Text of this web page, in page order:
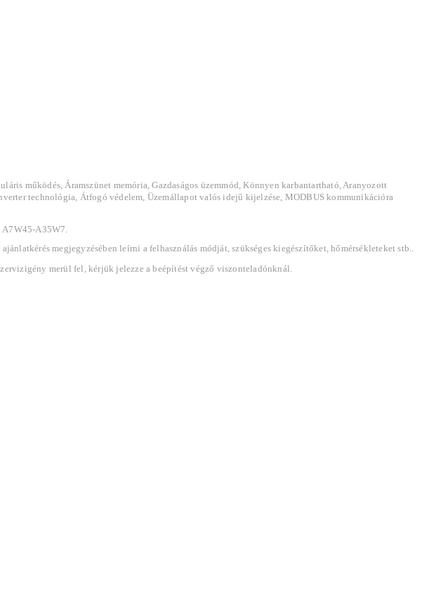
működés, Áramszünet memória, Gazdaságos üzemmód, Könnyen karbantartható, Aranyozott
technológia, Átfogó védelem, Üzemállapot valós idejű kijelzése, MODBUS kommunikációra
A7W45-A35W7.
megjegyzésében leírni a felhasználás módját, szükséges kiegészítőket, hőmérsékleteket stb..
merül fel, kérjük jelezze a beépítést végző viszonteladónknál.